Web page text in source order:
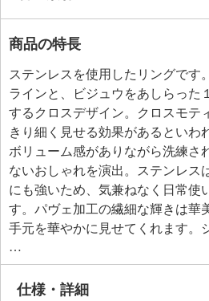
商品の特長
ステンレスを使用したリングです
ラインと、ビジュウをあしらった
するクロスデザイン。クロスモテ
きり細く見せる効果があるといわ
ボリューム感がありながら洗練さ
ないおしゃれを演出。ステンレス
にも強いため、気兼ねなく日常使
す。パヴェ加工の繊細な輝きは華
手元を華やかに見せてくれます。
ず楽しめる、デザイン性の高い一
仕様・詳細